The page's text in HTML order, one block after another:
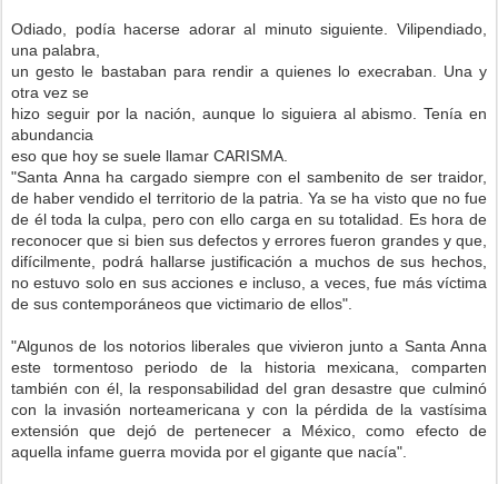
Odiado, podía hacerse adorar al minuto siguiente. Vilipendiado,
una palabra,
un gesto le bastaban para rendir a quienes lo execraban. Una y
otra vez se
hizo seguir por la nación, aunque lo siguiera al abismo. Tenía en
abundancia
eso que hoy se suele llamar CARISMA.
"Santa Anna ha cargado siempre con el sambenito de ser traidor,
de haber vendido el territorio de la patria. Ya se ha visto que no fue
de él toda la culpa, pero con ello carga en su totalidad. Es hora de
reconocer que si bien sus defectos y errores fueron grandes y que,
difícilmente, podrá hallarse justificación a muchos de sus hechos,
no estuvo solo en sus acciones e incluso, a veces, fue más víctima
de sus contemporáneos que victimario de ellos".
"Algunos de los notorios liberales que vivieron junto a Santa Anna
este tormentoso periodo de la historia mexicana, comparten
también con él, la responsabilidad del gran desastre que culminó
con la invasión norteamericana y con la pérdida de la vastísima
extensión que dejó de pertenecer a México, como efecto de
aquella infame guerra movida por el gigante que nacía".